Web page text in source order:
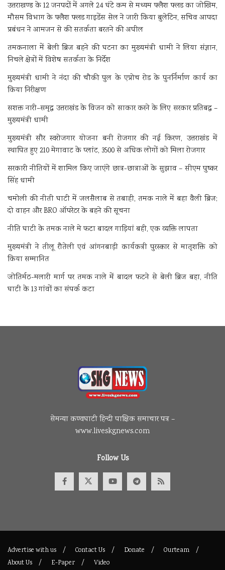
उत्तराखण्ड के 12 जनपदों में अगले 24 घंटे कम से मध्यम फ्लैश फ्लड का जोखिम,
मौसम विभाग के फ्लैश फ्लड गाइडेंस सेल ने जारी किया बुलेटिन, सचिव आपदा
प्रबंधन ने आमजन से की सतर्कता बरतने की अपील
तमकनाला में बेली ब्रिज बहने की घटना का मुख्यमंत्री धामी ने लिया संज्ञान,
निचले क्षेत्रों में विशेष सतर्कता के निर्देश
मुख्यमंत्री धामी ने नंदा की चौकी पुल के एप्रोच रोड के पुनर्निर्माण कार्य का
किया निरीक्षण
सशक्त नारी–समृद्ध उत्तराखंड के विजन को साकार करने के लिए सरकार प्रतिबद्ध –
मुख्यमंत्री धामी
मुख्यमंत्री सौर स्वरोजगार योजना बनी रोजगार की नई किरण, उत्तराखंड में
स्थापित हुए 210 मेगावाट के प्लांट, 3500 से अधिक लोगों को मिला रोजगार
सरकारी नीतियों में शामिल किए जाएंगे छात्र-छात्राओं के सुझाव – सीएम पुष्कर
सिंह धामी
चमोली की नीती घाटी में जलसैलाब से तबाही, तमक नाले में बहा वैली ब्रिज;
दो वाहन और BRO ऑपरेटर के बहने की सूचना
नीति घाटी के तमक नाले मे फटा बादल गाड़ियां बही, एक व्यक्ति लापता
मुख्यमंत्री ने तीलू रौतेली एवं आंगनबाड़ी कार्यकत्री पुरस्कार से मातृशक्ति को
किया सम्मानित
जोतिर्मठ-मलारी मार्ग पर तमक नाले में बादल फटने से बेली ब्रिज बहा, नीति
घाटी के 13 गांवों का संपर्क कटा
सेमन्या कण्वघाटी हिन्दी पाक्षिक समाचार पत्र –
www.liveskgnews.com
Follow Us
Advertise with us Contact Us Donate
Ourteam
About Us
E-Paper Video